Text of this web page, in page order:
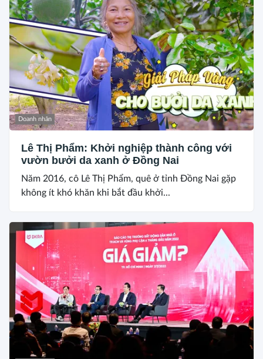
Doanh nhân
Lê Thị Phẩm: Khởi nghiệp thành công với
vườn bưởi da xanh ở Đồng Nai
Năm 2016, cô Lê Thị Phẩm, quê ở tỉnh Đồng Nai gặp
không ít khó khăn khi bắt đầu khởi...